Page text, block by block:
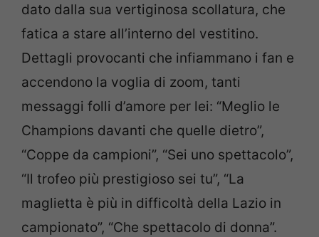
dato dalla sua vertiginosa scollatura, che
fatica a stare all’interno del vestitino.
Dettagli provocanti che infiammano i fan e
accendono la voglia di zoom, tanti
messaggi folli d’amore per lei: “Meglio le
Champions davanti che quelle dietro”,
“Coppe da campioni”, “Sei uno spettacolo”,
“Il trofeo più prestigioso sei tu”, “La
maglietta è più in difficoltà della Lazio in
campionato”, “Che spettacolo di donna”.